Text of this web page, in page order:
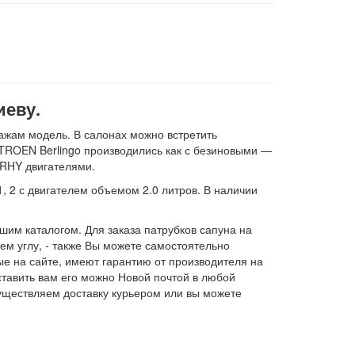
модель. В салонах можно встретить
Berlingo производились как с безиновыми —
двигателями.
2 с двигателем объемом 2.0 литров. В наличии
каталогом. Для заказа патрубков сапуна на
углу, - также Вы можете самостоятельно
на сайте, имеют гарантию от производителя на
вам его можно Новой почтой в любой
доставку курьером или вы можете